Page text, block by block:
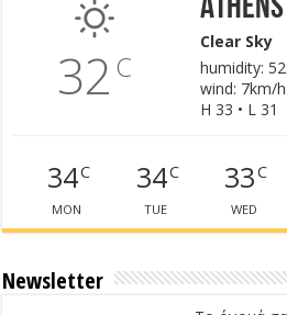
32 C
Athens
Clear Sky
humidity:
wind: 7km/
H 33 • L 31
34C
MON
34C
TUE
33C
WED
Newsletter